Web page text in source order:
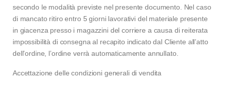
secondo le modalità previste nel presente documento. Nel caso
di mancato ritiro entro 5 giorni lavorativi del materiale presente
in giacenza presso i magazzini del corriere a causa di reiterata
impossibilità di consegna al recapito indicato dal Cliente all’atto
dell’ordine, l’ordine verrà automaticamente annullato.
Accettazione delle condizioni generali di vendita